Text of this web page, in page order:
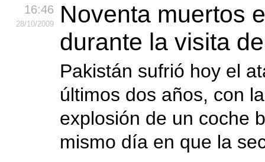
16:46
28/10/2009
Noventa muertos
durante la visita
Pakistán sufrió hoy el
últimos dos años, con
explosión de un coche
mismo día en que la